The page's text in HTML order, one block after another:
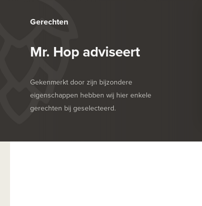
Gerechten
Mr. Hop adviseert
Gekenmerkt door zijn bijzondere
eigenschappen hebben wij hier enkele
gerechten bij geselecteerd.